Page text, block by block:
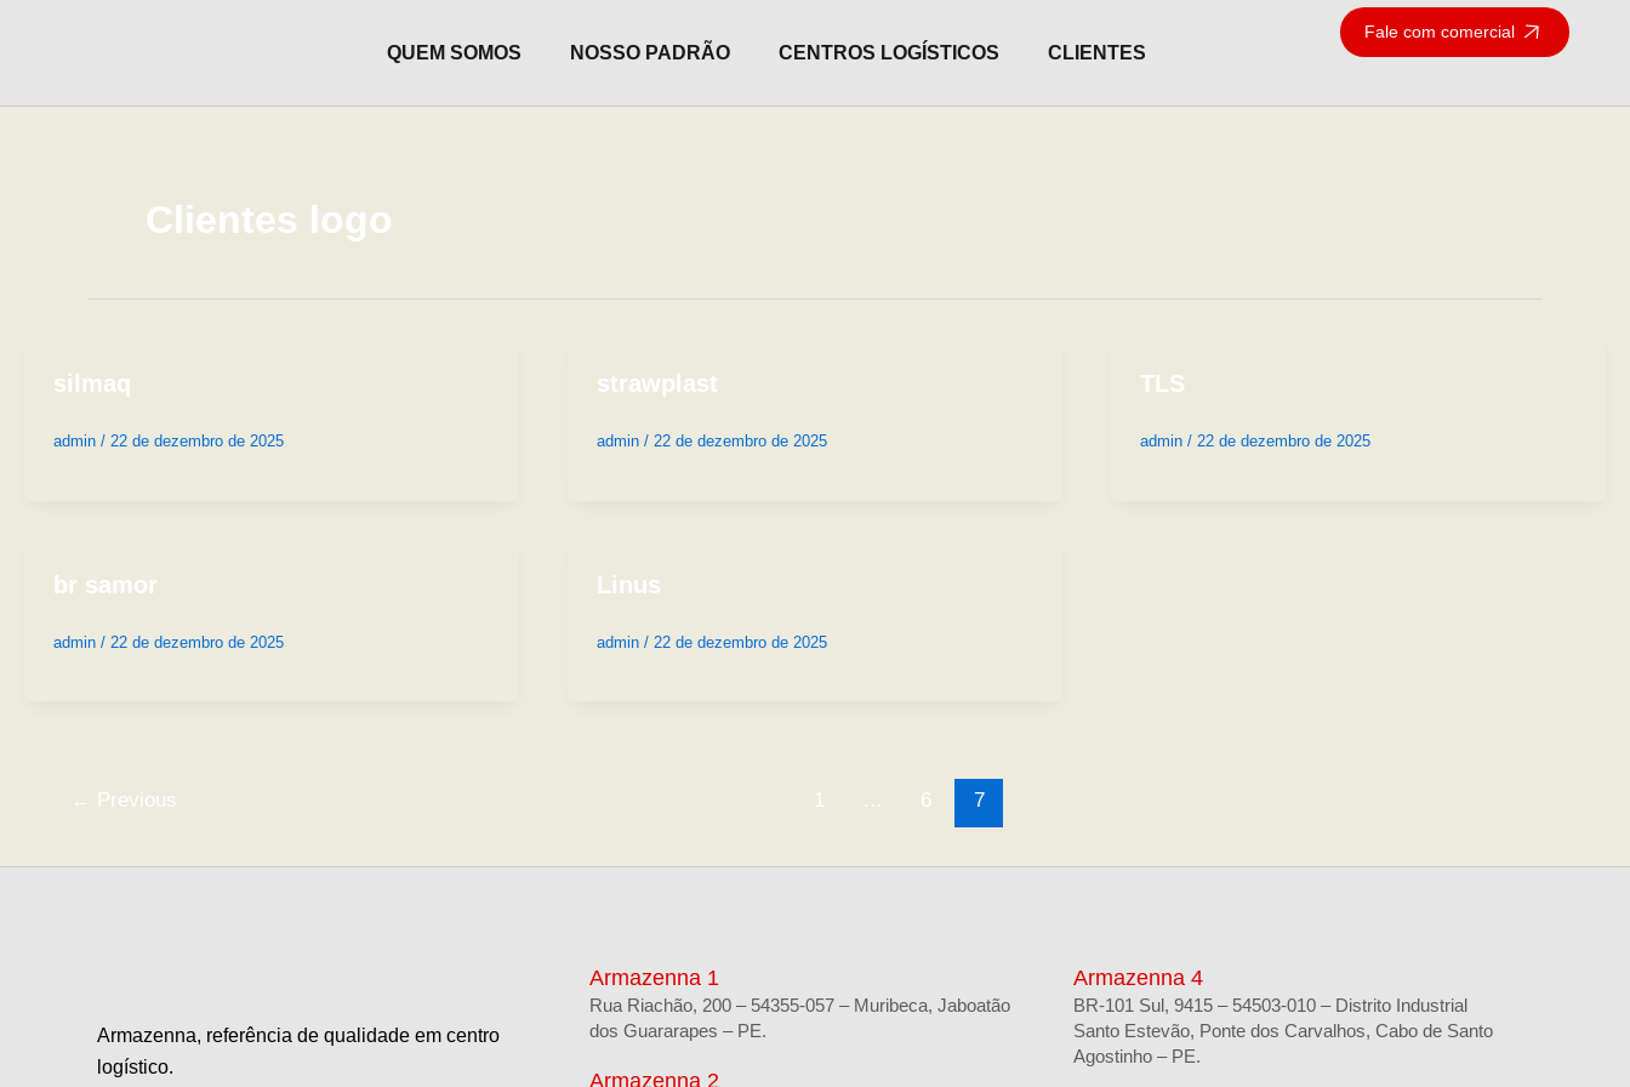
conteúdo
QUEM SOMOS NOSSO PADRÃO CENTROS LOGÍSTICOS CLIENTES
Fale com comercial
Clientes logo
silmaq
admin / 22 de dezembro de 2025
strawplast
admin / 22 de dezembro de 2025
TLS
admin / 22 de dezembro de 2025
br samor
admin / 22 de dezembro de 2025
Linus
admin / 22 de dezembro de 2025
← Previous 1 … 6 7
Armazenna, referência de qualidade em centro
logístico.
Armazenna 1
Rua Riachão, 200 – 54355-057 – Muribeca, Jaboatão
dos Guararapes – PE.
Armazenna 2
Armazenna 4
BR-101 Sul, 9415 – 54503-010 – Distrito Industrial
Santo Estevão, Ponte dos Carvalhos, Cabo de Santo
Agostinho – PE.